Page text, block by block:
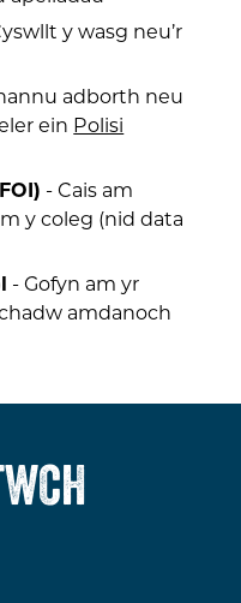
y wasg neu’r
adborth neu
ein Polisi
- Cais am
y coleg (nid data
- Gofyn am yr
amdanoch